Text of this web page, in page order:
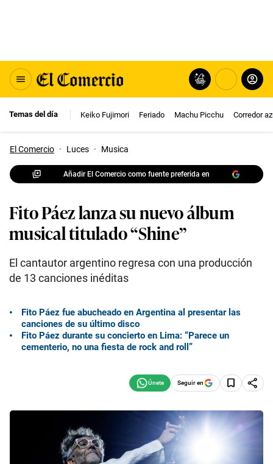
Temas del día Keiko Fujimori Feriado Machu Picchu Corredor
El Comercio · Luces · Musica
Añadir El Comercio como fuente preferida en
Fito Páez lanza su nuevo álbum
musical titulado “Shine”
El cantautor argentino regresa con una producción
de 13 canciones inéditas
Fito Páez fue abucheado en Argentina al presentar las
canciones de su último disco
Fito Páez durante su concierto en Lima: “Parece un
cementerio, no una fiesta de rock and roll”
Seguir en